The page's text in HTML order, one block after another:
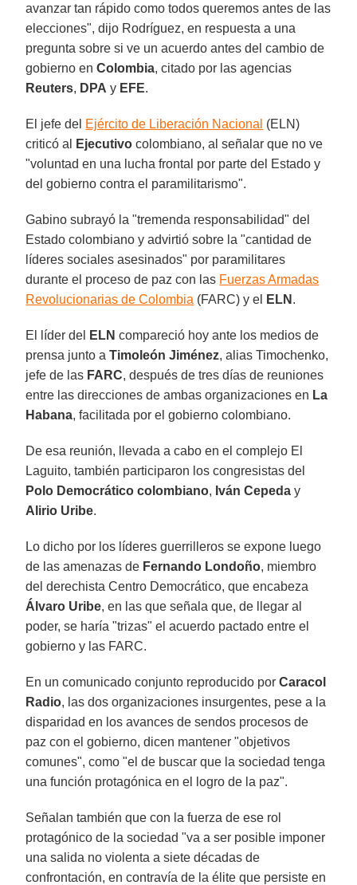
avanzar tan rápido como todos queremos antes de las
elecciones", dijo Rodríguez, en respuesta a una
pregunta sobre si ve un acuerdo antes del cambio de
gobierno enColombia, citado por las agencias
Reuters, DPA y EFE.
El jefe del Ejército de Liberación Nacional (ELN)
criticó al
Ejecutivo colombiano, al señalar que no ve
"voluntad en una lucha frontal por parte del Estado y
del gobierno contra el paramilitarismo".
Gabino subrayó la "tremenda responsabilidad" del
Estado colombiano y advirtió sobre la "cantidad de
líderes sociales asesinados" por paramilitares
durante el proceso de paz con las Fuerzas Armadas
Revolucionarias de Colombia (FARC) y el ELN .
El líder del ELN compareció hoy ante los medios de
prensa junto aTimoleón Jiménez, alias Timochenko,
jefe de las FARC, después de tres días de reuniones
entre las direcciones de ambas organizaciones en La
Habana, facilitada por el gobierno colombiano.
De esa reunión, llevada a cabo en el complejo El
Laguito, también participaron los congresistas del
Polo Democrático colombiano, Iván Cepeda y
Alirio Uribe.
Lo dicho por los líderes guerrilleros se expone luego
de las amenazas de Fernando Londoño, miembro
del derechista Centro Democrático, que encabeza
Álvaro Uribe, en las que señala que, de llegar al
poder, se haría "trizas" el acuerdo pactado entre el
gobierno y las FARC.
En un comunicado conjunto reproducido porCaracol
Radio, las dos organizaciones insurgentes, pese a la
disparidad en los avances de sendos procesos de
paz con el gobierno, dicen mantener "objetivos
comunes", como "el de buscar que la sociedad tenga
una función protagónica en el logro de la paz".
Señalan también que con la fuerza de ese rol
protagónico de la sociedad "va a ser posible imponer
una salida no violenta a siete décadas de
confrontación, en contravía de la élite que persiste en